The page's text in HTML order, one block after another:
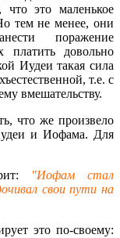
это маленькое
тем не менее, они
поражение
довольно
Иудеи такая сила
т.е. с
вмешательству.
что же произвело
и Иофама. Для
"Иофам стал
свои пути на
это по-своему: